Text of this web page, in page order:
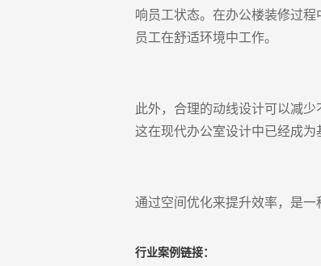
响员工状态。在办公楼装修过
员工在舒适环境中工作。
此外，合理的动线设计可以减
这在现代办公室设计中已经成为
通过空间优化来提升效率，是一
行业案例链接：